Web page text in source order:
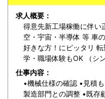
求人概要：
得意先新工場稼働に伴い
空・宇宙・半導体 等 車
好きな方！にピッタリ
学・職場体験もOK （シ
仕事内容：
•機械仕様の確認 •見積
製造部門との調整 •既存